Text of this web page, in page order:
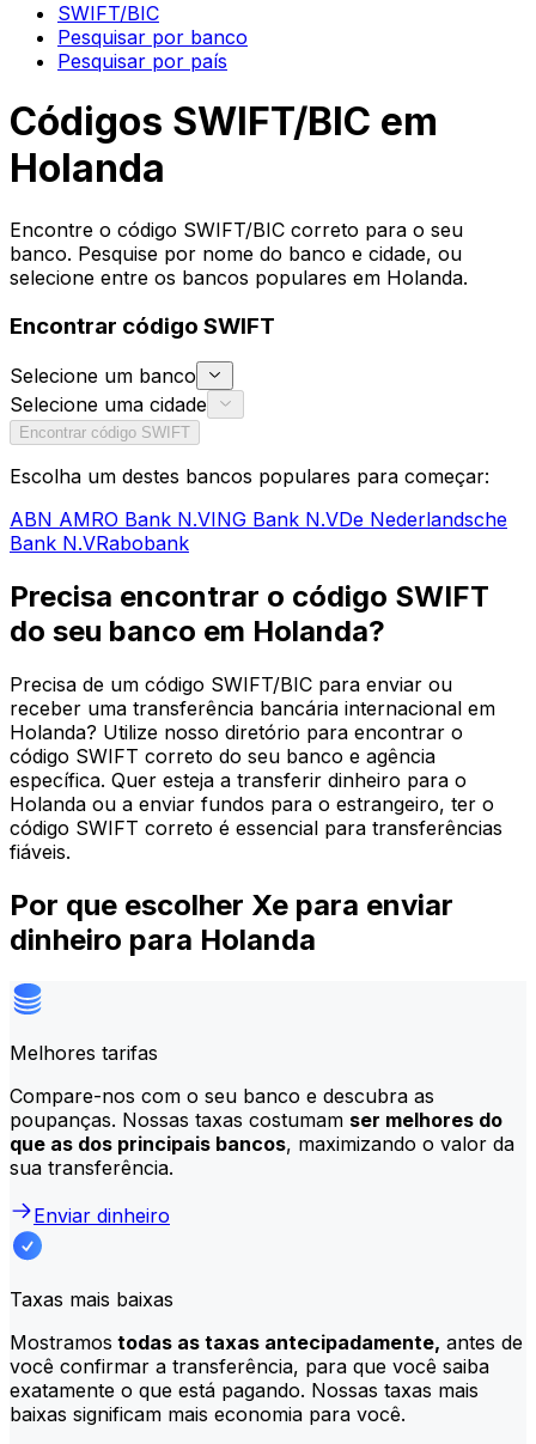
SWIFT/BIC
Pesquisar por banco
Pesquisar por país
Códigos SWIFT/BIC em
Holanda
Encontre o código SWIFT/BIC correto para o seu
banco. Pesquise por nome do banco e cidade, ou
selecione entre os bancos populares em Holanda.
Encontrar código SWIFT
Selecione um banco
Selecione uma cidade
Encontrar código SWIFT
Escolha um destes bancos populares para começar:
ABN AMRO Bank N.VING Bank N.VDe Nederlandsche
Bank N.VRabobank
Precisa encontrar o código SWIFT
do seu banco em Holanda?
Precisa de um código SWIFT/BIC para enviar ou
receber uma transferência bancária internacional em
Holanda? Utilize nosso diretório para encontrar o
código SWIFT correto do seu banco e agência
específica. Quer esteja a transferir dinheiro para o
Holanda ou a enviar fundos para o estrangeiro, ter o
código SWIFT correto é essencial para transferências
fiáveis.
Por que escolher Xe para enviar
dinheiro para Holanda
Melhores tarifas
Compare-nos com o seu banco e descubra as
poupanças. Nossas taxas costumam ser melhores do
que as dos principais bancos, maximizando o valor da
sua transferência.
Enviar dinheiro
Taxas mais baixas
Mostramos todas as taxas antecipadamente, antes de
você confirmar a transferência, para que você saiba
exatamente o que está pagando. Nossas taxas mais
baixas significam mais economia para você.